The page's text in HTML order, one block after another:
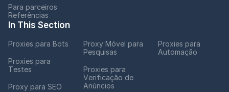
Para parceiros
Referências
In This Section
Proxies para Bots
Proxies para
Testes
Proxy para SEO
Proxy Móvel para
Pesquisas
Proxies para
Verificação de
Anúncios
Proxies para
Automação